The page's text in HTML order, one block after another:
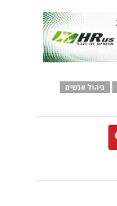
ניהול אנשים